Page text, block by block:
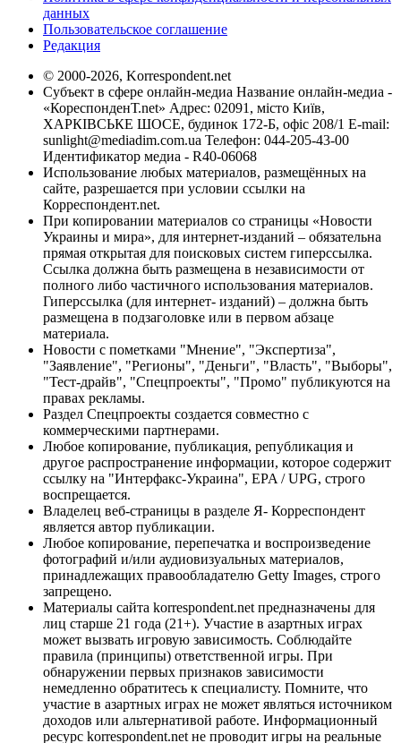
данных
Пользовательское соглашение
Редакция
© 2000-2026, Korrespondent.net
Субъект в сфере онлайн-медиа Название онлайн-медиа -
«КореспонденТ.net» Адрес: 02091, місто Київ,
ХАРКІВСЬКЕ ШОСЕ, будинок 172-Б, офіс 208/1 E-mail:
sunlight@mediadim.com.ua Телефон: 044-205-43-00
Идентификатор медиа - R40-06068
Использование любых материалов, размещённых на
сайте, разрешается при условии ссылки на
Корреспондент.net.
При копировании материалов со страницы «Новости
Украины и мира», для интернет-изданий – обязательна
прямая открытая для поисковых систем гиперссылка.
Ссылка должна быть размещена в независимости от
полного либо частичного использования материалов.
Гиперссылка (для интернет- изданий) – должна быть
размещена в подзаголовке или в первом абзаце
материала.
Новости с пометками "Мнение", "Экспертиза",
"Заявление", "Регионы", "Деньги", "Власть", "Выборы",
"Тест-драйв", "Спецпроекты", "Промо" публикуются на
правах рекламы.
Раздел Спецпроекты создается совместно с
коммерческими партнерами.
Любое копирование, публикация, републикация и
другое распространение информации, которое содержит
ссылку на "Интерфакс-Украина", EPA / UPG, строго
воспрещается.
Владелец веб-страницы в разделе Я- Корреспондент
является автор публикации.
Любое копирование, перепечатка и воспроизведение
фотографий и/или аудиовизуальных материалов,
принадлежащих правообладателю Getty Images, строго
запрещено.
Материалы сайта korrespondent.net предназначены для
лиц старше 21 года (21+). Участие в азартных играх
может вызвать игровую зависимость. Соблюдайте
правила (принципы) ответственной игры. При
обнаружении первых признаков зависимости
немедленно обратитесь к специалисту. Помните, что
участие в азартных играх не может являться источником
доходов или альтернативой работе. Информационный
ресурс korrespondent.net не проводит игры на реальные